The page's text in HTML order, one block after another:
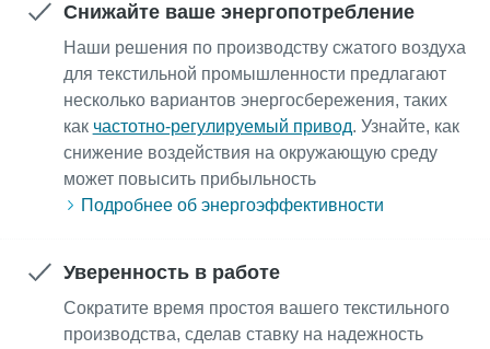
Снижайте ваше энергопотребление
Наши решения по производству сжатого воздуха
для текстильной промышленности предлагают
несколько вариантов энергосбережения, таких
как частотно-регулируемый привод. Узнайте, как
снижение воздействия на окружающую среду
может повысить прибыльность
Подробнее об энергоэффективности
Уверенность в работе
Сократите время простоя вашего текстильного
производства, сделав ставку на надежность